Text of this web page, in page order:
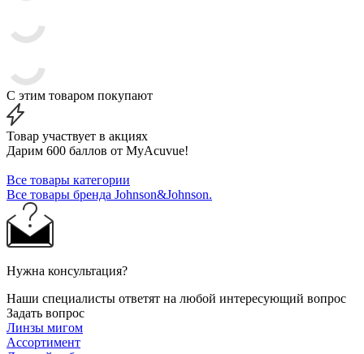
С этим товаром покупают
Товар участвует в акциях
Дарим 600 баллов от MyAcuvue!
Все товары категории
Все товары бренда Johnson&Johnson.
Нужна консультация?
Наши специалисты ответят на любой интересующий вопрос
Задать вопрос
Линзы мигом
Ассортимент